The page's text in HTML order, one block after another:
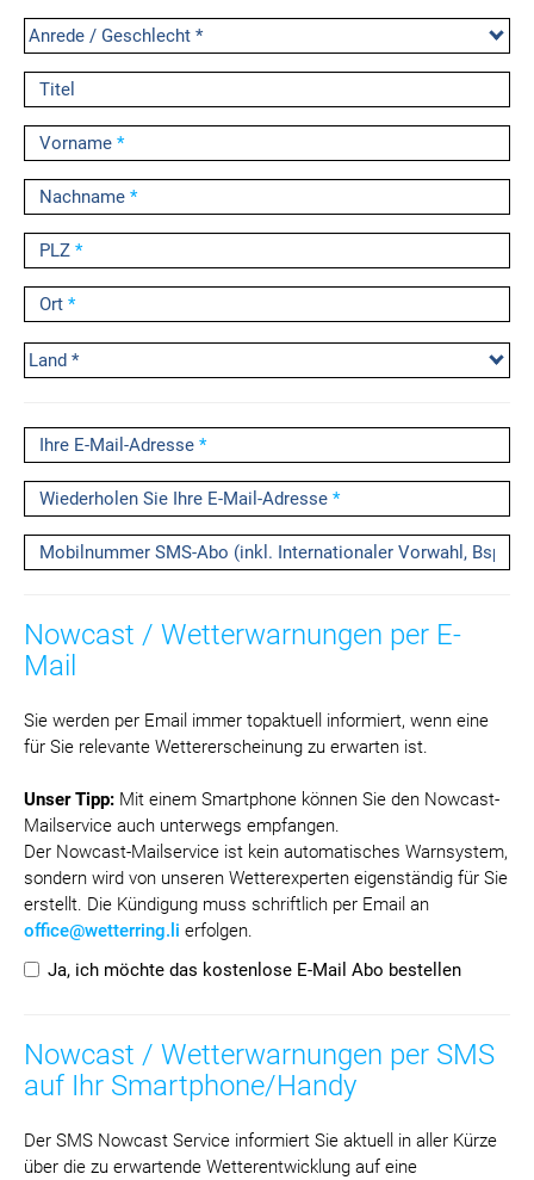
Anrede / Geschlecht *
Titel
Vorname *
Nachname *
PLZ *
Ort *
Land *
Ihre E-Mail-Adresse *
Wiederholen Sie Ihre E-Mail-Adresse *
Mobilnummer SMS-Abo (inkl. Internationaler Vorwahl, Bsp:
Nowcast / Wetterwarnungen per E-
Mail
Sie werden per Email immer topaktuell informiert, wenn eine
für Sie relevante Wettererscheinung zu erwarten ist.
Unser Tipp: Mit einem Smartphone können Sie den Nowcast-
Mailservice auch unterwegs empfangen.
Der Nowcast-Mailservice ist kein automatisches Warnsystem,
sondern wird von unseren Wetterexperten eigenständig für Sie
erstellt. Die Kündigung muss schriftlich per Email an
office@wetterring.li erfolgen.
Ja, ich möchte das kostenlose E-Mail Abo bestellen
Nowcast / Wetterwarnungen per SMS
auf Ihr Smartphone/Handy
Der SMS Nowcast Service informiert Sie aktuell in aller Kürze
über die zu erwartende Wetterentwicklung auf eine